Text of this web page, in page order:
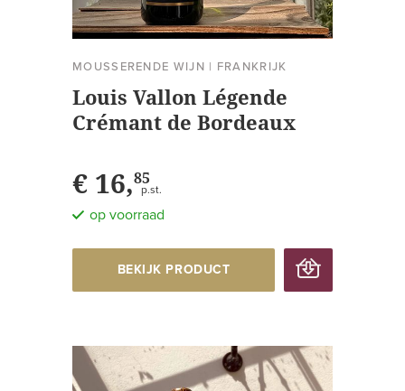
MOUSSERENDE WIJN | FRANKRIJK
Louis Vallon Légende
Crémant de Bordeaux
€ 16,85
p.st.
op voorraad
BEKIJK PRODUCT